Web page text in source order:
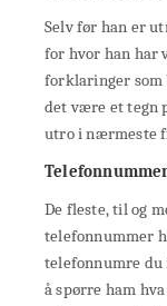
Selv før han er
for hvor han har
forklaringer som
det være et tegn
utro i nærmeste
De fleste, til og
telefonnummer
telefonnumre
å spørre ham